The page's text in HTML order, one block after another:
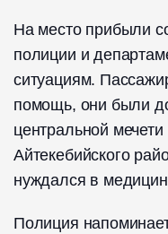
На место прибыли
полиции и
ситуациям.
помощь, они были
центральной
Айтекебийского
нуждался в
Полиция